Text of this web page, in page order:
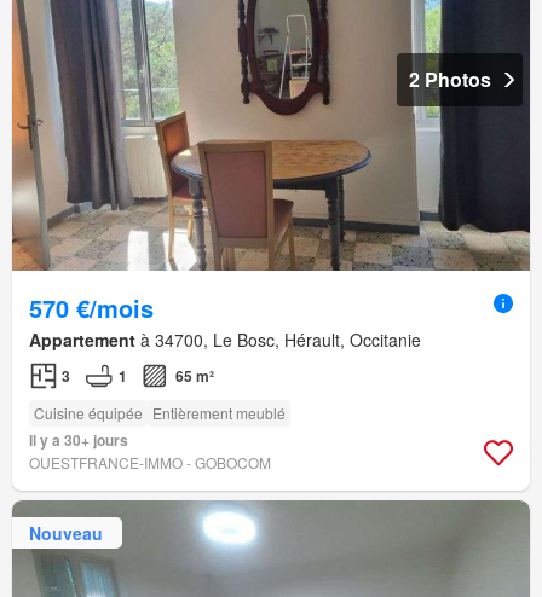
2 Photos
570 €/mois
Appartement à 34700, Le Bosc, Hérault, Occitanie
3 1 65 m²
Cuisine équipée Entièrement meublé
Il y a 30+ jours
OUESTFRANCE-IMMO - GOBOCOM
Nouveau